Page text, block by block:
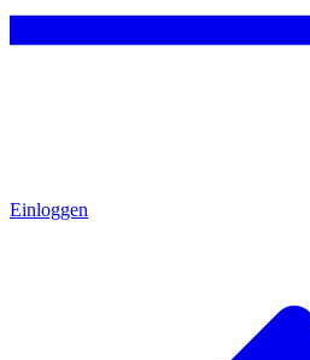
Einloggen